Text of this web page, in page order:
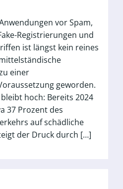
vor Spam,
Registrierungen und
ist längst kein reines
einer
geworden.
hoch: Bereits 2024
37 Prozent des
auf schädliche
der Druck durch […]